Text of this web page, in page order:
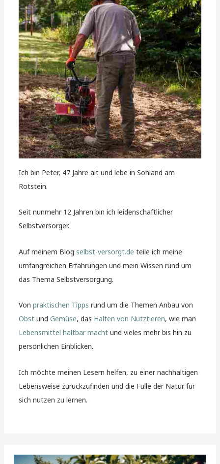
Ich bin Peter, 47 Jahre alt und lebe in Sohland am
Rotstein.
Seit nunmehr 12 Jahren bin ich leidenschaftlicher
Selbstversorger.
Auf meinem Blogselbst-versorgt.de teile ich meine
umfangreichen Erfahrungen und mein Wissen rund um
das Thema Selbstversorgung.
Vonpraktischen Tipps rund um die Themen Anbau von
Obst undGemüse, das Halten von Nutztieren, wie man
Lebensmittel haltbar macht und vieles mehr bis hin zu
persönlichen Einblicken.
Ich möchte meinen Lesern helfen, zu einer nachhaltigen
Lebensweise zurückzufinden und die Fülle der Natur für
sich nutzen zu lernen.